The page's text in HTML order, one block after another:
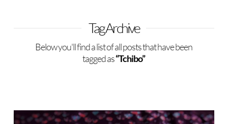
Tag Archive
Below you'll find a list of all posts that have been
tagged as“Tchibo”